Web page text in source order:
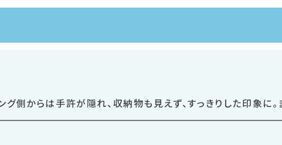
グ側からは手許が隠れ、収納物も見えず、すっきりした印象に